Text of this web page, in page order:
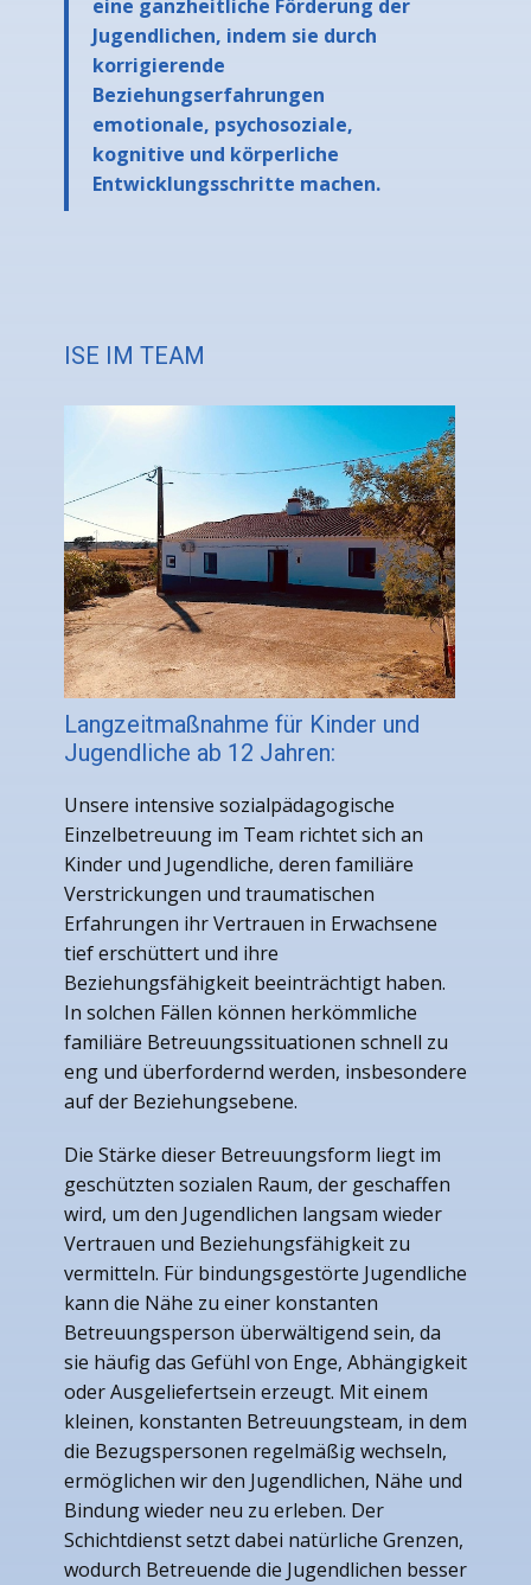
eine ganzheitliche Förderung der
Jugendlichen, indem sie durch
korrigierende
Beziehungserfahrungen
emotionale, psychosoziale,
kognitive und körperliche
Entwicklungsschritte machen.
ISE IM TEAM
Langzeitmaßnahme für Kinder und
Jugendliche ab 12 Jahren:
Unsere intensive sozialpädagogische
Einzelbetreuung im Team richtet sich an
Kinder und Jugendliche, deren familiäre
Verstrickungen und traumatischen
Erfahrungen ihr Vertrauen in Erwachsene
tief erschüttert und ihre
Beziehungsfähigkeit beeinträchtigt haben.
In solchen Fällen können herkömmliche
familiäre Betreuungssituationen schnell zu
eng und überfordernd werden, insbesondere
auf der Beziehungsebene.
Die Stärke dieser Betreuungsform liegt im
geschützten sozialen Raum, der geschaffen
wird, um den Jugendlichen langsam wieder
Vertrauen und Beziehungsfähigkeit zu
vermitteln. Für bindungsgestörte Jugendliche
kann die Nähe zu einer konstanten
Betreuungsperson überwältigend sein, da
sie häufig das Gefühl von Enge, Abhängigkeit
oder Ausgeliefertsein erzeugt. Mit einem
kleinen, konstanten Betreuungsteam, in dem
die Bezugspersonen regelmäßig wechseln,
ermöglichen wir den Jugendlichen, Nähe und
Bindung wieder neu zu erleben. Der
Schichtdienst setzt dabei natürliche Grenzen,
wodurch Betreuende die Jugendlichen besser